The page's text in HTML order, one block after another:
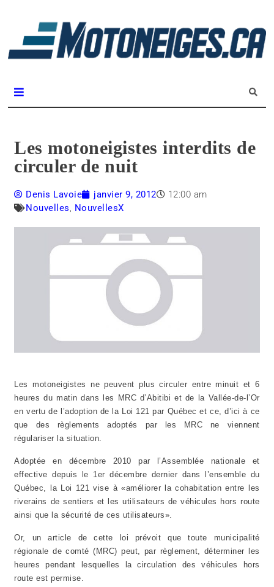
Les motoneigistes interdits de
circuler de nuit
Denis Lavoie janvier 9, 2012
12:00 am
Nouvelles, NouvellesX
Les motoneigistes ne peuvent plus circuler entre minuit et 6
heures du matin dans les MRC d’Abitibi et de la Vallée-de-l’Or
en vertu de l’adoption de la Loi 121 par Québec et ce, d’ici à ce
que des règlements adoptés par les MRC ne viennent
régulariser la situation.
Adoptée en décembre 2010 par l’Assemblée nationale et
effective depuis le 1er décembre dernier dans l’ensemble du
Québec, la Loi 121 vise à «améliorer la cohabitation entre les
riverains de sentiers et les utilisateurs de véhicules hors route
ainsi que la sécurité de ces utilisateurs».
Or, un article de cette loi prévoit que toute municipalité
régionale de comté (MRC) peut, par règlement, déterminer les
heures pendant lesquelles la circulation des véhicules hors
route est permise.